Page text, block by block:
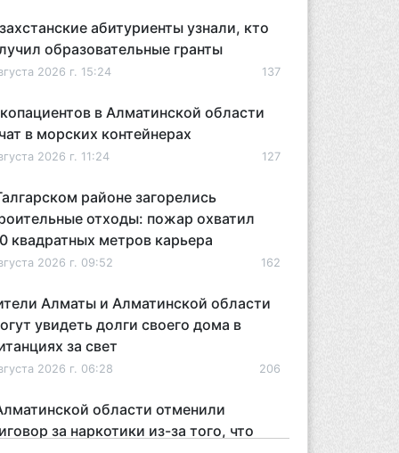
абитуриенты узнали, кто
образовательные гранты
2026 г. 15:24 137
в Алматинской области
в морских контейнерах
2026 г. 11:24 127
районе загорелись
отходы: пожар охватил
квадратных метров карьера
2026 г. 09:52 162
Алматы и Алматинской области
увидеть долги своего дома в
за свет
2026 г. 06:28 206
области отменили
за наркотики из-за того, что